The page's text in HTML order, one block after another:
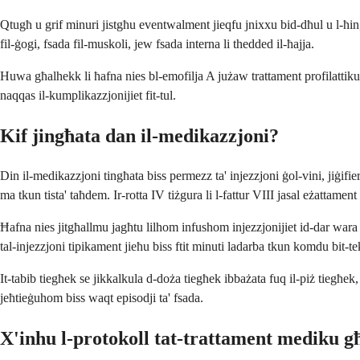
Qtugħ u grif minuri jistgħu eventwalment jieqfu jnixxu bid-dħul u l-
fil-ġogi, fsada fil-muskoli, jew fsada interna li thedded il-ħajja.
Huwa għalhekk li ħafna nies bl-emofilja A jużaw trattament
naqqas il-kumplikazzjonijiet fit-tul.
Kif jingħata dan il-medikazzjoni?
Din il-medikazzjoni tingħata biss permezz ta' injezzjoni ġol-vini,
ma tkun tista' taħdem. Ir-rotta IV tiżgura li l-fattur VIII jasal
Ħafna nies jitgħallmu jagħtu lilhom infushom injezzjonijiet id-dar wara
tal-injezzjoni tipikament jieħu biss ftit minuti ladarba tkun komdu bit-
It-tabib tiegħek se jikkalkula d-doża tiegħek ibbażata fuq il-piż
jeħtieġuhom biss waqt episodji ta' fsada.
X'inhu l-protokoll tat-trattament mediku